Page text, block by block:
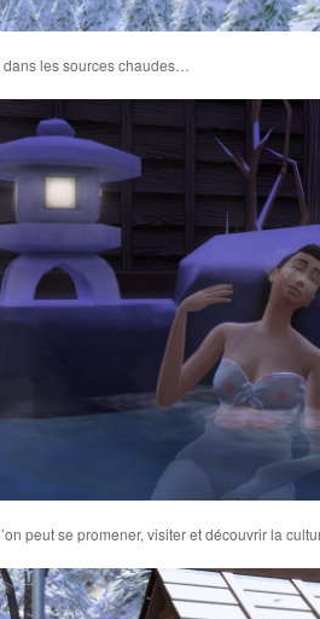
les sources chaudes…
peut se promener, visiter et découvrir la